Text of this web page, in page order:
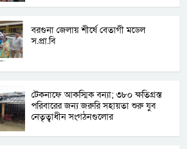
বরগুনা জেলায় শীর্ষে বেতাগী মডেল
স.প্রা.বি
টেকনাফে আকস্মিক বন্যা; ৩৮০ ক্ষতিগ্রস্ত
পরিবারের জন্য জরুরি সহায়তা শুরু যুব
নেতৃত্বাধীন সংগঠনগুলোর